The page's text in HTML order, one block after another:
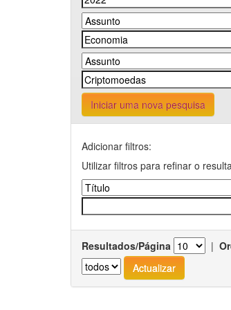
Iniciar uma nova pesquisa
Adicionar filtros:
Utilizar filtros para refinar o
Resultados/Página |